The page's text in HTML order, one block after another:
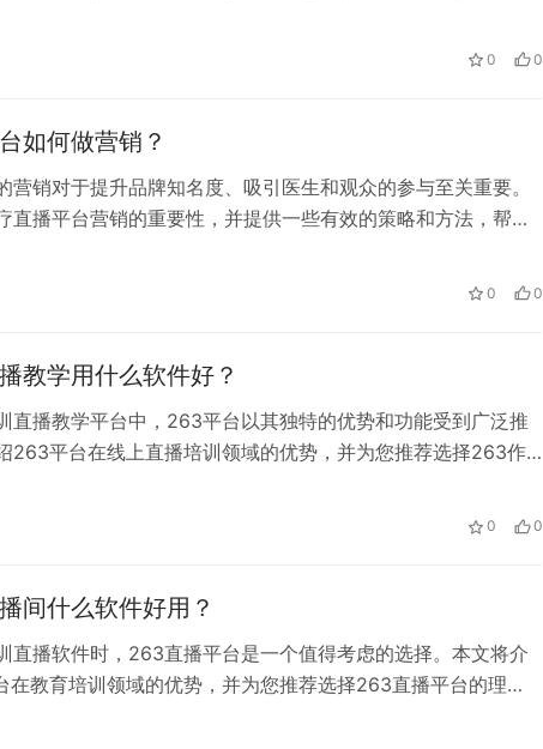
0 0
如何做营销？
营销对于提升品牌知名度、吸引医生和观众的参与至关重要。
直播平台营销的重要性，并提供一些有效的策略和方法，帮助
0 0
教学用什么软件好？
直播教学平台中，263平台以其独特的优势和功能受到广泛推
263平台在线上直播培训领域的优势，并为您推荐选择263作
0 0
间什么软件好用？
直播软件时，263直播平台是一个值得考虑的选择。本文将介
在教育培训领域的优势，并为您推荐选择263直播平台的理